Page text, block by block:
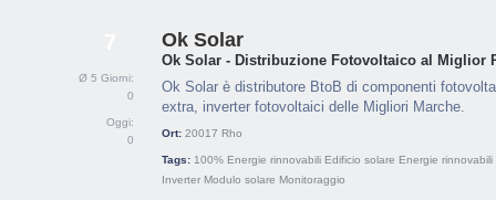
Ø 5 Giorni:
0
Oggi:
0
Ok Solar
Ok Solar - Distribuzione Fotovoltaico al Miglior
Ok Solar è distributore BtoB di componenti
extra, inverter fotovoltaici delle Migliori Marche.
Ort: 20017 Rho
Tags: 100% Energie rinnovabili Edificio solare Energie rinnovabili
Inverter Modulo solare Monitoraggio